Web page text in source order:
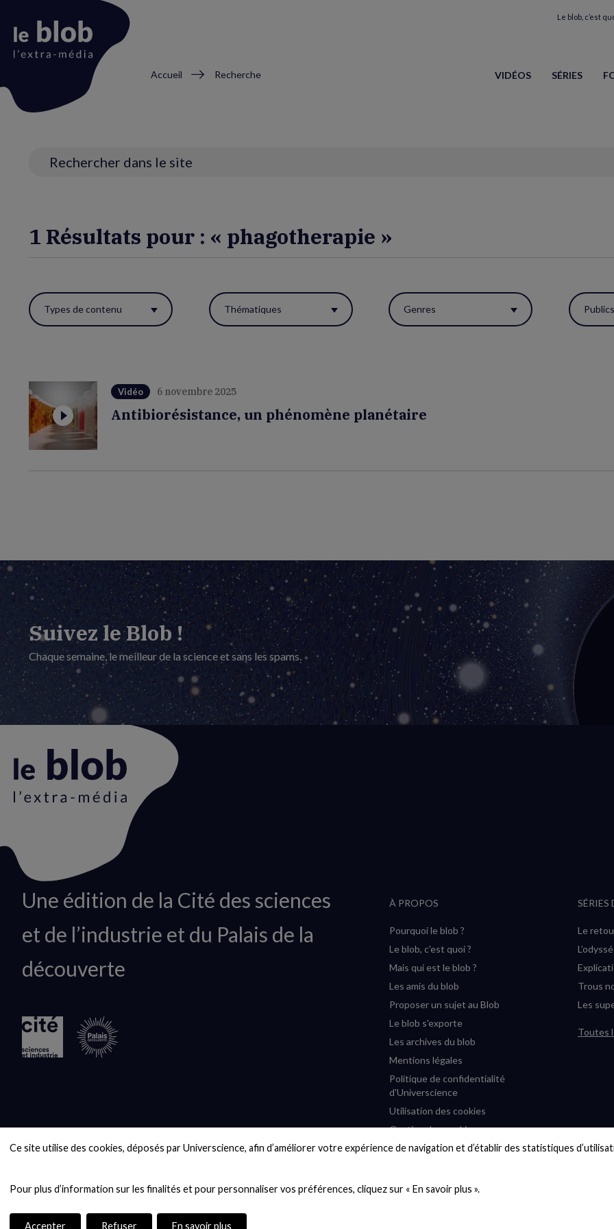
Ce site utilise des cookies, déposés par Universcience, afin d’améliorer votre expérience de navigation et d’établir des statistiques
Accepter Refuser En savoir plus
Le blob, c’est
VIDÉOS SÉRIES
Fil
Accueil Recherche
1 Résultats pour : « phagotherapie »
Utiliser
ces
réactualiser
la
page.
Types de contenu Thématiques Genres Publics
Vidéo 6 novembre 2025
Antibiorésistance, un phénomène planétaire
Suivez le Blob !
Chaque semaine, le meilleur de la science et sans les spams.
Animation
logo
Une édition de la Cité des sciences
et de l’industrie et du Palais de la
découverte
À PROPOS
Pourquoi le blob ?
Le blob, c'est quoi ?
Mais qui est le blob ?
Les amis du blob
Proposer un sujet au Blob
Le blob s'exporte
Les archives du blob
Mentions légales
Politique de confidentialité
d'Universcience
Utilisation des cookies
Gestion des cookies
Accessibilité : partiellement
SÉRIES
Le
Trous
Les
Toutes